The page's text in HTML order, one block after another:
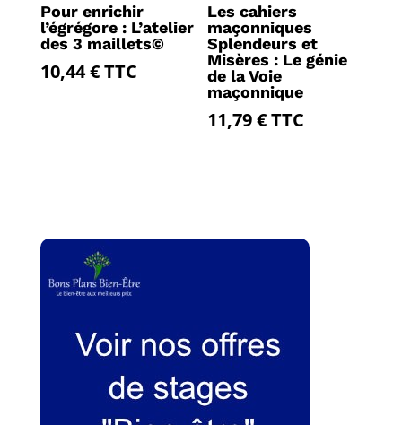
Pour enrichir
l’égrégore : L’atelier
des 3 maillets©
10,44€TTC
Les cahiers
maçonniques
Splendeurs et
Misères : Le génie
de la Voie
maçonnique
11,79€TTC